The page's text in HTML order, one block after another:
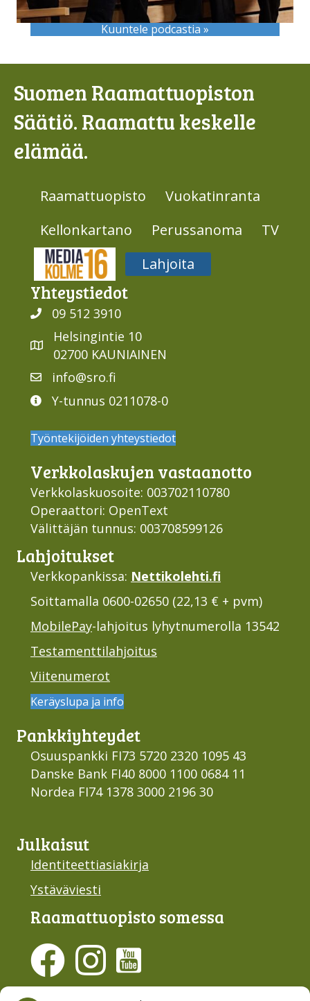
Kuuntele podcastia »
Suomen Raamattuopiston
Säätiö. Raamattu keskelle
elämää.
Raamattuopisto
Vuokatinranta
Kellonkartano
Perussanoma
TV
Media316
Lahjoita
Yhteys­tiedot
09 512 3910
Helsingintie 10
02700 KAUNIAINEN
info@sro.fi
Y-tunnus 0211078-0
Työntekijöiden yhteystiedot
Verkko­laskujen vastaan­otto
Verkkolaskuosoite: 003702110780
Operaattori: OpenText
Välittäjän tunnus: 003708599126
Lahjoi­tukset
Verkkopankissa: Nettikolehti.fi
Soittamalla 0600-02650 (22,13 € + pvm)
MobilePay-lahjoitus lyhytnumerolla 13542
Testamenttilahjoitus
Viitenumerot
Keräyslupa ja info
Pankki­yhteydet
Osuuspankki FI73 5720 2320 1095 43
Danske Bank FI40 8000 1100 0684 11
Nordea FI74 1378 3000 2196 30
Julkaisut
Identiteettiasiakirja
Ystäväviesti
Raamattu­opisto somessa